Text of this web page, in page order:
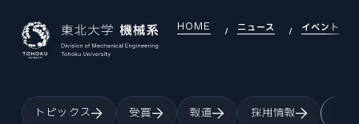
JAPANESE
HOME ニュース イベント
トピックス 受賞 報道 採用情報